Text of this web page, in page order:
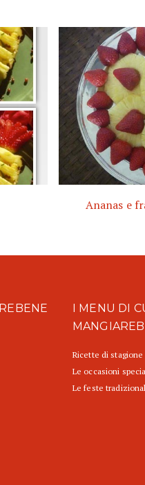
Ananas e
I MENU DI
Ricette di stagione
Le occasioni
Le feste